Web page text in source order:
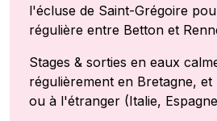
l'écluse de Saint-Grégoire
régulière entre Betton et
Stages & sorties en eaux
régulièrement en Bretagne,
ou à l'étranger (Italie,